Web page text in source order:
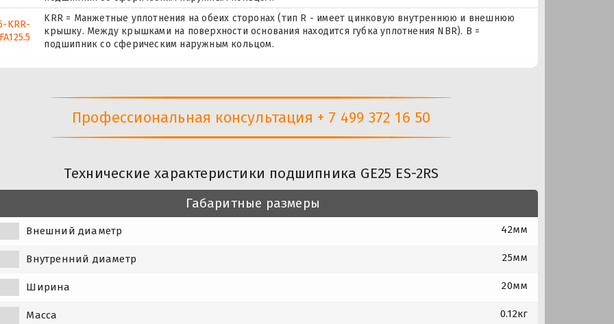
KRR-
KRR = Манжетные уплотнения на обеих сторонах (тип R - имеет цинковую внутреннюю и внешнюю
крышку. Между крышками на поверхности основания находится губка уплотнения NBR). B =
подшипник со сферическим наружным кольцом.
Профессиональная консультация + 7 499 372 16 50
Технические характеристики подшипника GE25 ES-2RS
Габаритные размеры
Внешний диаметр 42мм
Внутренний диаметр 25мм
Ширина 20мм
Масса 0.12кг